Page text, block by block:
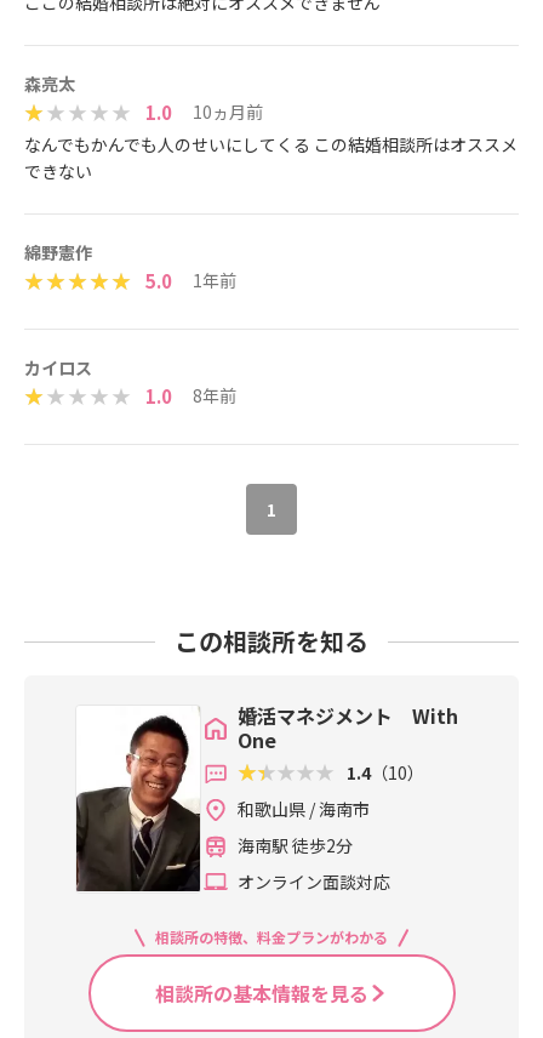
森亮太
1.0
10ヵ月前
なんでもかんでも人のせいにしてくる この結婚相談所はオススメ
できない
綿野憲作
5.0 1年前
カイロス
1.0 8年前
1
この相談所を知る
婚活マネジメント With
One
1.4（10）
和歌山県 / 海南市
海南駅 徒歩2分
オンライン面談対応
相談所の特徴、料金プランがわかる
相談所の基本情報を見る